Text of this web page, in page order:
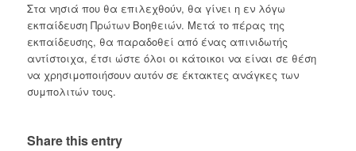
Στα νησιά που θα επιλεχθούν, θα γίνει η εν λόγω
εκπαίδευση Πρώτων Βοηθειών. Μετά το πέρας της
εκπαίδευσης, θα παραδοθεί από ένας απινιδωτής
αντίστοιχα, έτσι ώστε όλοι οι κάτοικοι να είναι σε θέση
να χρησιμοποιήσουν αυτόν σε έκτακτες ανάγκες των
συμπολιτών τους.
Share this entry